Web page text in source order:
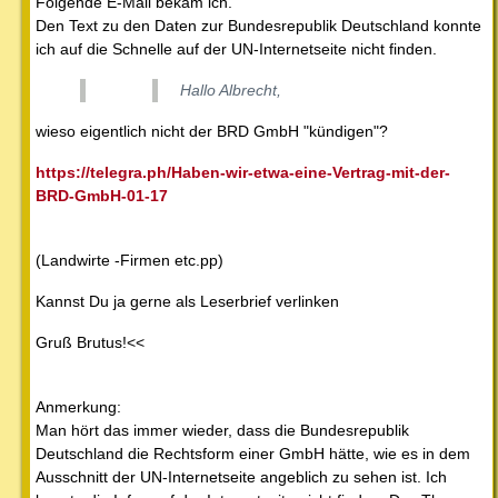
Den Text zu den Daten zur Bundesrepublik Deutschland konnte
ich auf die Schnelle auf der UN-Internetseite nicht finden.
Hallo Albrecht,
wieso eigentlich nicht der BRD GmbH "kündigen"?
https://telegra.ph/Haben-wir-etwa-eine-Vertrag-mit-der-
BRD-GmbH-01-17
(Landwirte -Firmen etc.pp)
Kannst Du ja gerne als Leserbrief verlinken
Gruß Brutus!<<
Anmerkung:
Man hört das immer wieder, dass die Bundesrepublik
Deutschland die Rechtsform einer GmbH hätte, wie es in dem
Ausschnitt der UN-Internetseite angeblich zu sehen ist. Ich